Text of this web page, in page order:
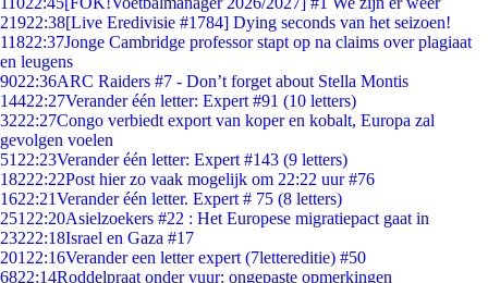
21922:38[Live Eredivisie #1784] Dying seconds van het seizoen!
11822:37Jonge Cambridge professor stapt op na claims over plagiaat
en leugens
9022:36ARC Raiders #7 - Don’t forget about Stella Montis
14422:27Verander één letter: Expert #91 (10 letters)
3222:27Congo verbiedt export van koper en kobalt, Europa zal
gevolgen voelen
51 22:23Verander één letter: Expert #143 (9 letters)
18222:22Post hier zo vaak mogelijk om 22:22 uur #76
1622:21Verander één letter. Expert # 75 (8 letters)
251 22:20Asielzoekers #22 : Het Europese migratiepact gaat in
23222:18Israel en Gaza #17
201 22:16Verander een letter expert (7lettereditie) #50
6822:14Roddelpraat onder vuur: ongepaste opmerkingen